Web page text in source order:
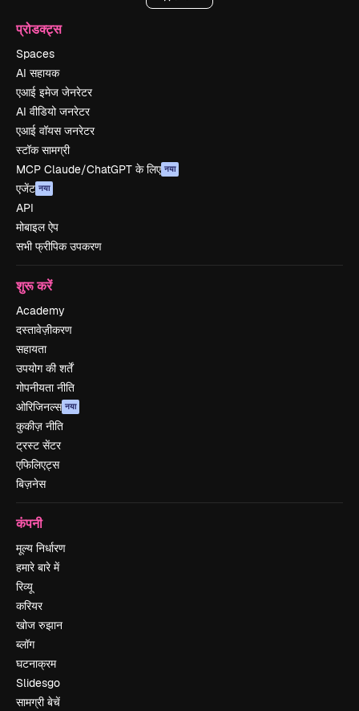
प्रोडक्ट्स
Spaces
AI सहायक
एआई इमेज जेनरेटर
AI वीडियो जनरेटर
एआई वॉयस जनरेटर
स्टॉक सामग्री
MCP Claude/ChatGPT के लिए नया
एजेंट नया
API
मोबाइल ऐप
सभी फ्रीपिक उपकरण
शुरू करें
Academy
दस्तावेज़ीकरण
सहायता
उपयोग की शर्तें
गोपनीयता नीति
ओरिजिनल्स नया
कुकीज़ नीति
ट्रस्ट सेंटर
एफिलिएट्स
बिज़नेस
कंपनी
मूल्य निर्धारण
हमारे बारे में
रिव्यू
करियर
खोज रुझान
ब्लॉग
घटनाक्रम
Slidesgo
सामग्री बेचें